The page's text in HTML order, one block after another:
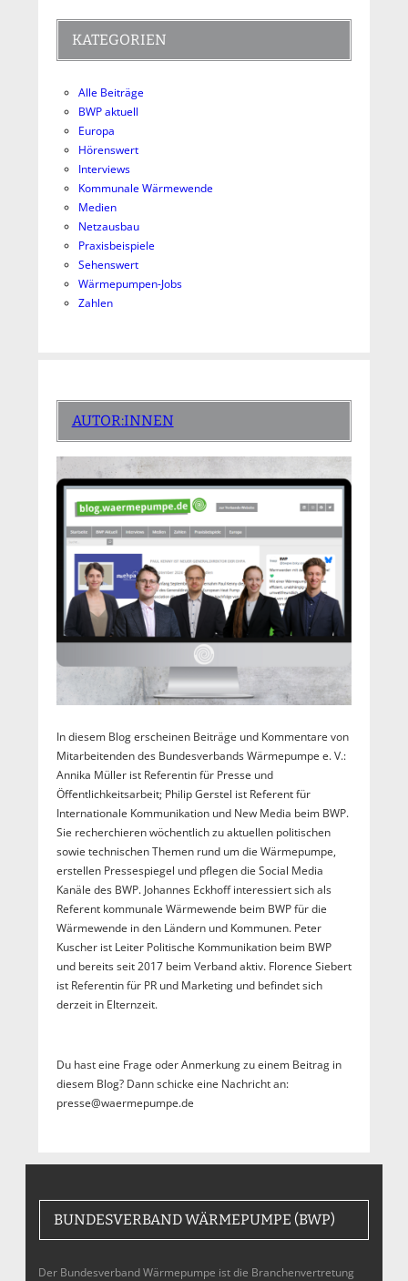
KATEGORIEN
Alle Beiträge
BWP aktuell
Europa
Hörenswert
Interviews
Kommunale Wärmewende
Medien
Netzausbau
Praxisbeispiele
Sehenswert
Wärmepumpen-Jobs
Zahlen
AUTOR:INNEN
In diesem Blog erscheinen Beiträge und Kommentare von
Mitarbeitenden des Bundesverbands Wärmepumpe e. V.:
Annika Müller ist Referentin für Presse und
Öffentlichkeitsarbeit; Philip Gerstel ist Referent für
Internationale Kommunikation und New Media beim BWP.
Sie recherchieren wöchentlich zu aktuellen politischen
sowie technischen Themen rund um die Wärmepumpe,
erstellen Pressespiegel und pflegen die Social Media
Kanäle des BWP. Johannes Eckhoff interessiert sich als
Referent kommunale Wärmewende beim BWP für die
Wärmewende in den Ländern und Kommunen. Peter
Kuscher ist Leiter Politische Kommunikation beim BWP
und bereits seit 2017 beim Verband aktiv. Florence Siebert
ist Referentin für PR und Marketing und befindet sich
derzeit in Elternzeit.
Du hast eine Frage oder Anmerkung zu einem Beitrag in
diesem Blog? Dann schicke eine Nachricht an:
presse@waermepumpe.de
BUNDESVERBAND WÄRMEPUMPE (BWP)
Der Bundesverband Wärmepumpe ist die Branchenvertretung